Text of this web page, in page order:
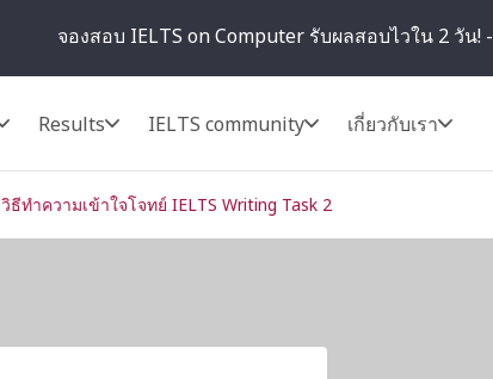
จองสอบ IELTS on Computer รับผลสอบไวใน 2 วัน! -
Results IELTS community เกี่ยวกับเรา
วิธีทำความเข้าใจโจทย์ IELTS Writing Task 2